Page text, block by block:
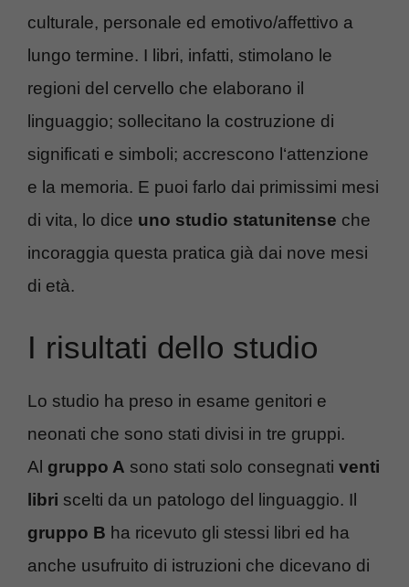
culturale, personale ed emotivo/affettivo a
lungo termine. I libri, infatti, stimolano le
regioni del cervello che elaborano il
linguaggio; sollecitano la costruzione di
significati e simboli; accrescono l‘attenzione
e la memoria. E puoi farlo dai primissimi mesi
di vita, lo dice uno studio statunitense che
incoraggia questa pratica già dai nove mesi
di età.
I risultati dello studio
Lo studio ha preso in esame genitori e
neonati che sono stati divisi in tre gruppi.
Al gruppo A sono stati solo consegnati venti
libri scelti da un patologo del linguaggio. Il
gruppo B ha ricevuto gli stessi libri ed ha
anche usufruito di istruzioni che dicevano di